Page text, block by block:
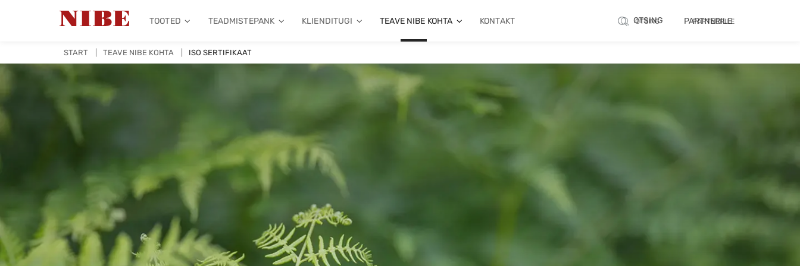
TOOTED TEADMISTEPANK KLIENDITUGI TEAVE NIBE KOHTA KONTAKT OTSING PARTNERILE
OTSING PARTNERILE
START TEAVE NIBE KOHTA ISO SERTIFIKAAT